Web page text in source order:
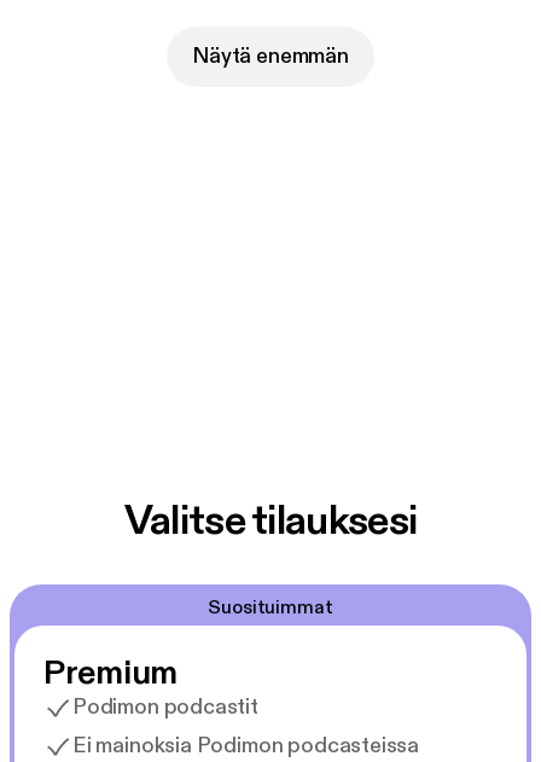
Näytä enemmän
Valitse tilauksesi
Suosituimmat
Premium
Podimon podcastit
Ei mainoksia Podimon podcasteissa